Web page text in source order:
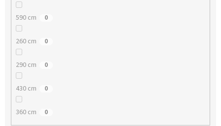
590 cm 0
260 cm 0
290 cm 0
430 cm 0
360 cm 0